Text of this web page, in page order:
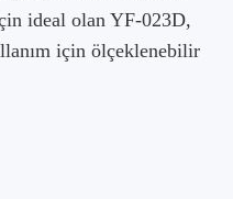
ideal olan YF-023D,
için ölçeklenebilir